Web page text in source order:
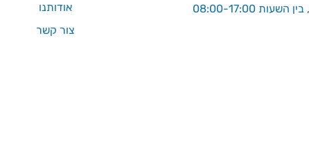
08:00-17:00
אודותנו
צור קשר